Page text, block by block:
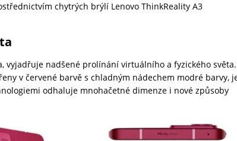
chytrých brýlí Lenovo ThinkReality A3
vyjadřuje nadšené prolínání virtuálního a fyzického světa.
v červené barvě s chladným nádechem modré barvy,
odhaluje mnohačetné dimenze i nové způsoby